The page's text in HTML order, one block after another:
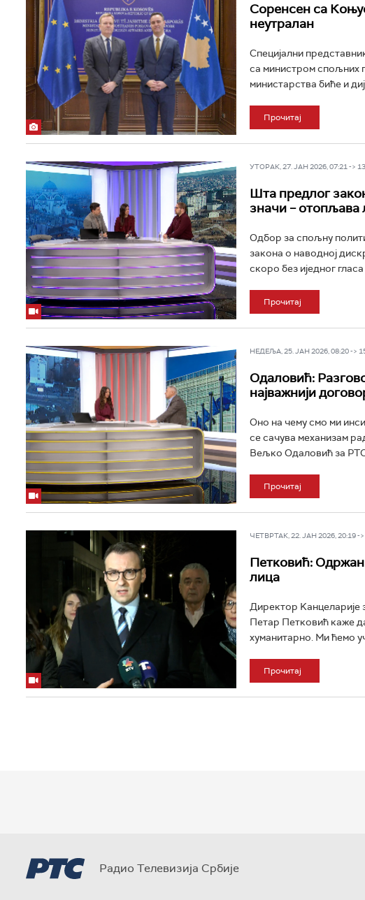
Соренсен са
неутралан
Специјални
са министром
министарства биће и
Прочитај
УТОРАК, 27. ЈАН 2026, 07:21 ->
Шта предлог
значи –
Одбор за спољну
закона о наводној
скоро без иједног
Прочитај
НЕДЕЉА, 25. ЈАН 2026, 08:20 ->
Одаловић:
најважнији
Оно на чему смо ми
се сачува механизам
Вељко Одаловић за
Прочитај
ЧЕТВРТАК, 22. ЈАН 2026, 20:19 ->
Петковић: Одржан
лица
Директор Kанцеларије
Петар Петковић каже
хуманитарно. Ми ћемо
Прочитај
Радио Телевизија Србије